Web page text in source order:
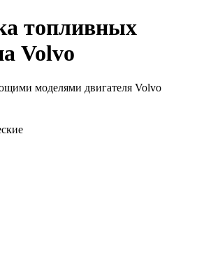
топливных
Volvo
моделями двигателя Volvo